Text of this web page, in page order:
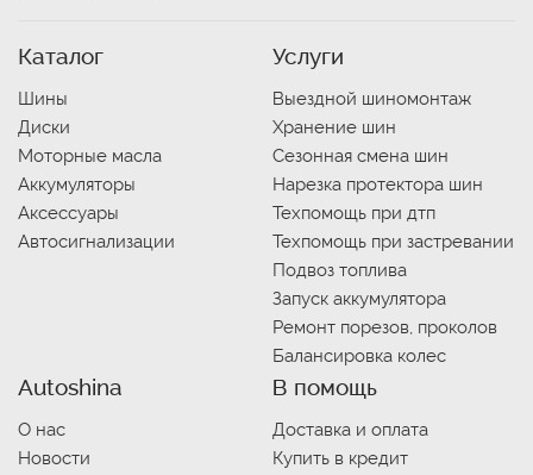
Каталог
Шины
Диски
Моторные масла
Аккумуляторы
Аксессуары
Автосигнализации
Услуги
Выездной шиномонтаж
Хранение шин
Сезонная смена шин
Нарезка протектора шин
Техпомощь при дтп
Техпомощь при застревании
Подвоз топлива
Запуск аккумулятора
Ремонт порезов, проколов
Балансировка колес
Autoshina
О нас
Новости
В помощь
Доставка и оплата
Купить в кредит